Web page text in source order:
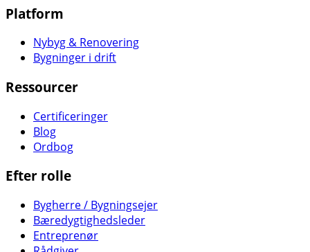
Platform
Nybyg & Renovering
Bygninger i drift
Ressourcer
Certificeringer
Blog
Ordbog
Efter rolle
Bygherre / Bygningsejer
Bæredygtighedsleder
Entreprenør